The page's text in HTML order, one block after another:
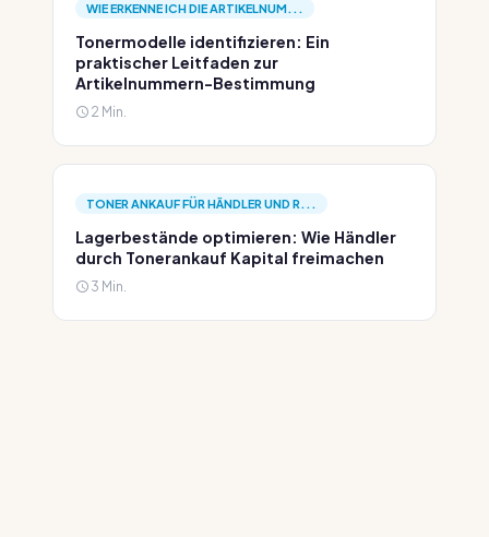
WIE ERKENNE ICH DIE ARTIKELNUM...
Tonermodelle identifizieren: Ein
praktischer Leitfaden zur
Artikelnummern-Bestimmung
2 Min.
TONER ANKAUF FÜR HÄNDLER UND R...
Lagerbestände optimieren: Wie Händler
durch Tonerankauf Kapital freimachen
3 Min.